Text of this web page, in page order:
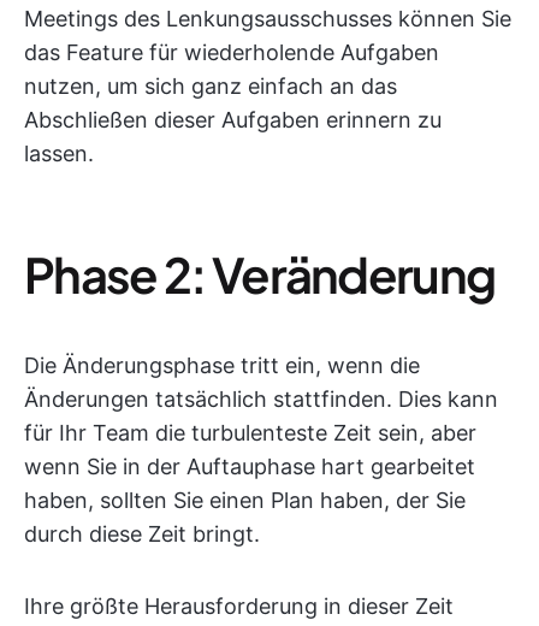
Meetings des Lenkungsausschusses können Sie
das Feature für wiederholende Aufgaben
nutzen, um sich ganz einfach an das
Abschließen dieser Aufgaben erinnern zu
lassen.
Phase 2: Veränderung
Die Änderungsphase tritt ein, wenn die
Änderungen tatsächlich stattfinden. Dies kann
für Ihr Team die turbulenteste Zeit sein, aber
wenn Sie in der Auftauphase hart gearbeitet
haben, sollten Sie einen Plan haben, der Sie
durch diese Zeit bringt.
Ihre größte Herausforderung in dieser Zeit